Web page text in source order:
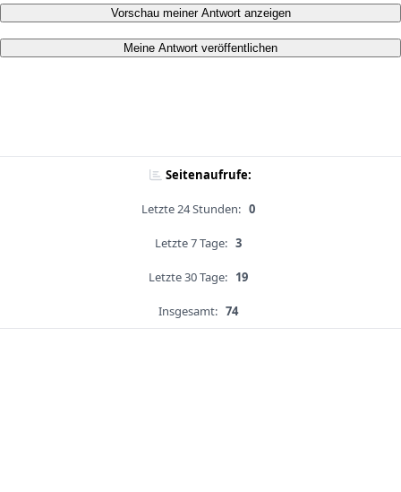
Vorschau meiner Antwort anzeigen
Meine Antwort veröffentlichen
Seitenaufrufe:
Letzte 24 Stunden: 0
Letzte 7 Tage: 3
Letzte 30 Tage: 19
Insgesamt: 74